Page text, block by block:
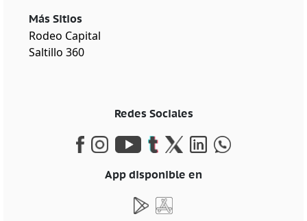
Más Sitios
Rodeo Capital
Saltillo 360
Redes Sociales
App disponible en